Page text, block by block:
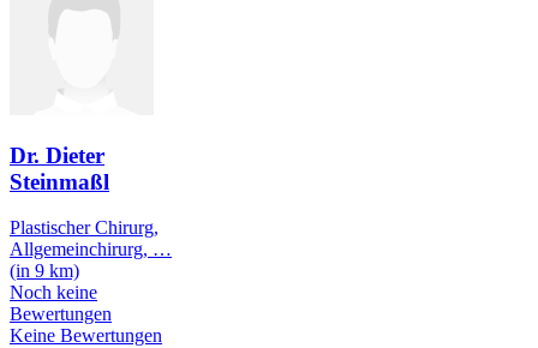
Dr. Dieter
Steinmaßl
Plastischer Chirurg,
Allgemeinchirurg, …
(in 9 km)
Noch keine
Bewertungen
Keine Bewertungen